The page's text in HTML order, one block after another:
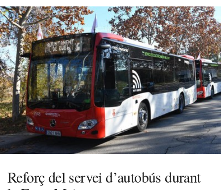
Reforç del servei d’autobús durant